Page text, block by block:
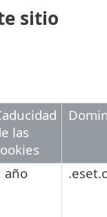
sitio
las
año